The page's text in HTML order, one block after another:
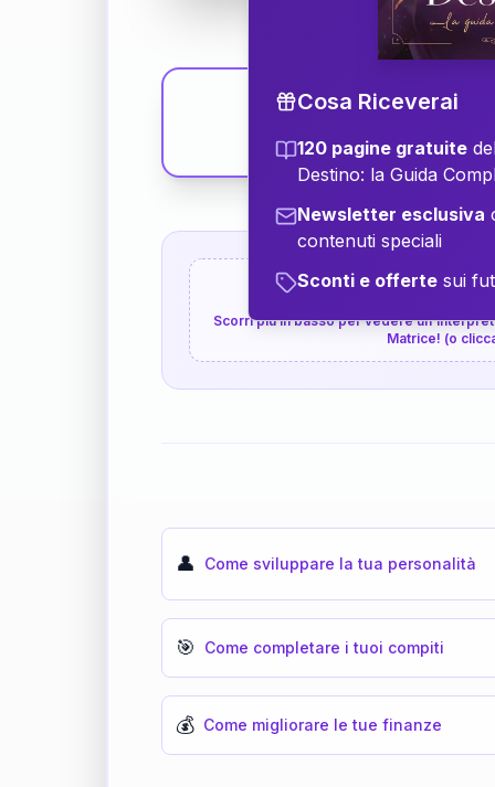
👇 P.S. Interpretazione
Scorri più in basso per vedere
Matrice! (o
👤 Come sviluppare la tua personalità
🎯 Come completare i tuoi compiti
💰 Come migliorare le tue finanze
Cosa Riceverai
120 pagine gratuite
Destino: la Guida
Newsletter esclusiva
contenuti speciali
Sconti e offerte sui